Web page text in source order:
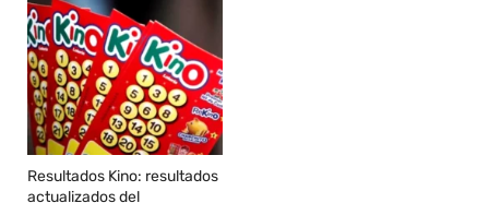
Resultados Kino: resultados
actualizados del